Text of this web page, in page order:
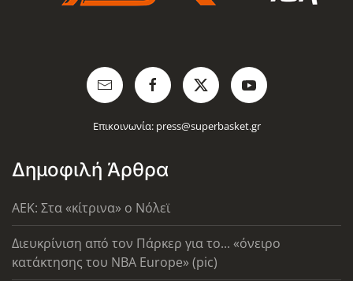
Επικοινωνία: press@superbasket.gr
Δημοφιλή Άρθρα
AEK: Στα «κίτρινα» ο Νόλεϊ
Διευκρίνιση από τον Πάρκερ για το... «όνειρο
κατάκτησης του ΝΒΑ Europe» (pic)